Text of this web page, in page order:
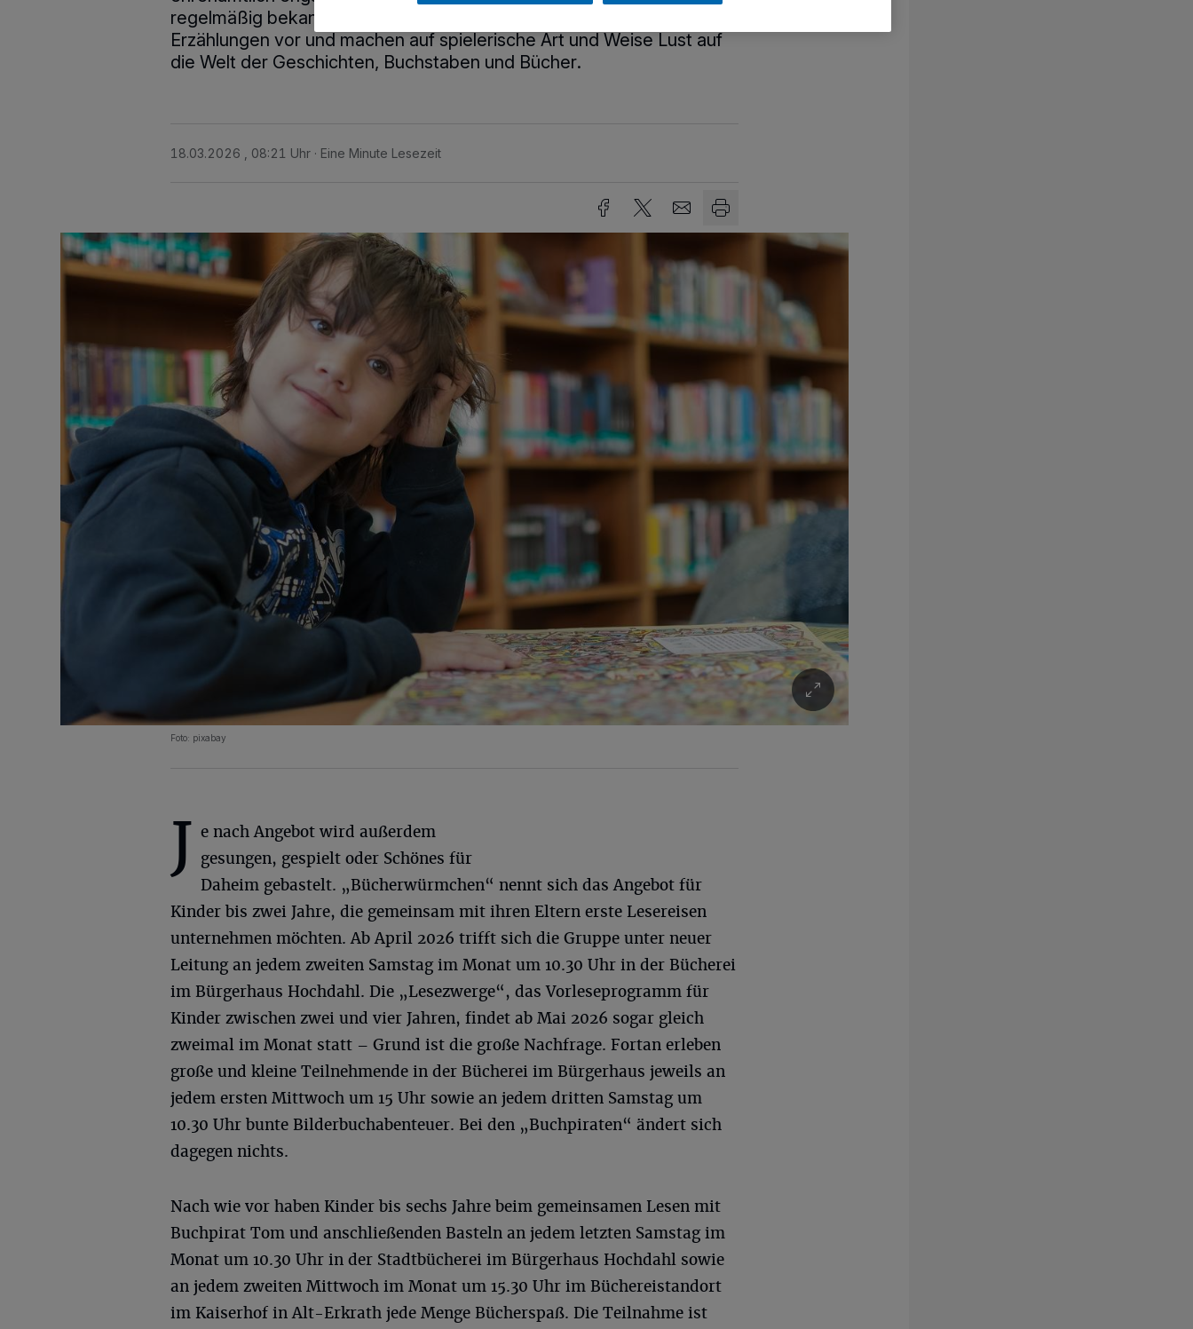
regelmäßig bekannte Bilderbuchklassiker oder neue spannenden
Erzählungen vor und machen auf spielerische Art und Weise Lust auf
die Welt der Geschichten, Buchstaben und Bücher.
18.03.2026 , 08:21 Uhr Eine Minute Lesezeit
Foto: pixabay
J e nach Angebot wird außerdem
gesungen, gespielt oder Schönes für
Daheim gebastelt. „Bücherwürmchen“ nennt sich das Angebot für
Kinder bis zwei Jahre, die gemeinsam mit ihren Eltern erste Lesereisen
unternehmen möchten. Ab April 2026 trifft sich die Gruppe unter neuer
Leitung an jedem zweiten Samstag im Monat um 10.30 Uhr in der Bücherei
im Bürgerhaus Hochdahl. Die „Lesezwerge“, das Vorleseprogramm für
Kinder zwischen zwei und vier Jahren, findet ab Mai 2026 sogar gleich
zweimal im Monat statt – Grund ist die große Nachfrage. Fortan erleben
große und kleine Teilnehmende in der Bücherei im Bürgerhaus jeweils an
jedem ersten Mittwoch um 15 Uhr sowie an jedem dritten Samstag um
10.30 Uhr bunte Bilderbuchabenteuer. Bei den „Buchpiraten“ ändert sich
dagegen nichts.
Nach wie vor haben Kinder bis sechs Jahre beim gemeinsamen Lesen mit
Buchpirat Tom und anschließenden Basteln an jedem letzten Samstag im
Monat um 10.30 Uhr in der Stadtbücherei im Bürgerhaus Hochdahl sowie
an jedem zweiten Mittwoch im Monat um 15.30 Uhr im Büchereistandort
im Kaiserhof in Alt-Erkrath jede Menge Bücherspaß. Die Teilnahme ist